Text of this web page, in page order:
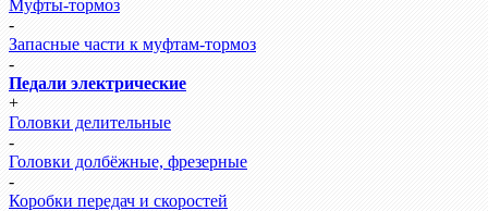
Муфты-тормоз
-
Запасные части к муфтам-тормоз
-
Педали электрические
+
Головки делительные
-
Головки долбёжные, фрезерные
-
Коробки передач и скоростей